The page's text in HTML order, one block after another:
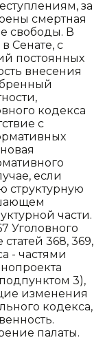
за
смертная
свободы. В
Сенате, с
постоянных
внесения
кодекса
с
если
структурную
части.
Уголовного
368, 369,
- частями
3),
изменения
кодекса,
палаты.